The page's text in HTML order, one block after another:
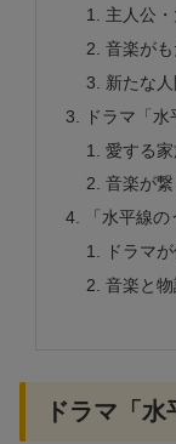
主人公
音楽が
新たな
ドラマ「
愛する
音楽が
「水平線
ドラマ
音楽と
ドラマ「